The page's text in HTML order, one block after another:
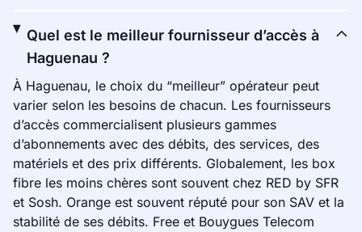
Quel est le meilleur fournisseur d’accès à
Haguenau ?
À Haguenau, le choix du “meilleur” opérateur peut
varier selon les besoins de chacun. Les fournisseurs
d’accès commercialisent plusieurs gammes
d’abonnements avec des débits, des services, des
matériels et des prix différents. Globalement, les box
fibre les moins chères sont souvent chez RED by SFR
et Sosh. Orange est souvent réputé pour son SAV et la
stabilité de ses débits. Free et Bouygues Telecom